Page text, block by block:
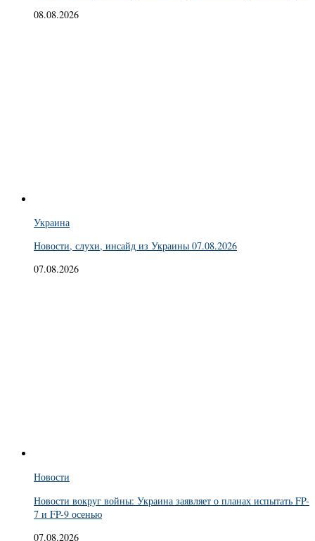
08.08.2026
Украина
Новости, слухи, инсайд из Украины 07.08.2026
07.08.2026
Новости
Новости вокруг войны: Украина заявляет о планах испытать FP-
7 и FP-9 осенью
07.08.2026